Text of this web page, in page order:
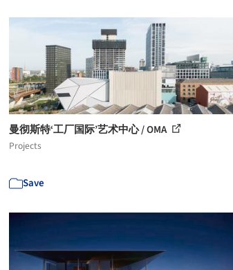
曼彻斯特‘工厂国际’艺术中心 / OMA
Projects
Save